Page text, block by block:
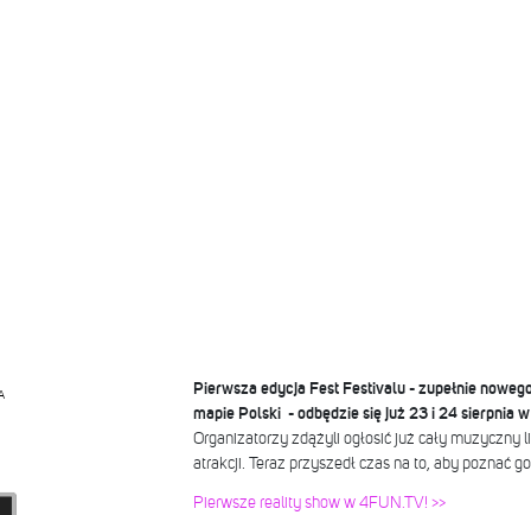
Pierwsza edycja Fest Festivalu - zupełnie
mapie Polski - odbędzie się już 23 i 24 sierpnia
Organizatorzy zdążyli ogłosić już cały muzyczny
atrakcji. Teraz przyszedł czas na to, aby poznać
Pierwsze reality show w 4FUN.TV! >>